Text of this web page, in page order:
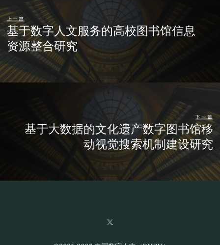
上一篇
基于数字人文服务的高校图书馆信息
资源整合研究
下一篇
基于大数据的文化遗产数字图书馆移
动视觉搜索机制建设研究